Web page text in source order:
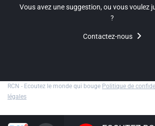
Département des Alpes Maritimes
Vous avez une suggestion, ou vous voulez
?
Contactez-nous
RCN - Ecoutez le monde qui bouge Politique de
légales